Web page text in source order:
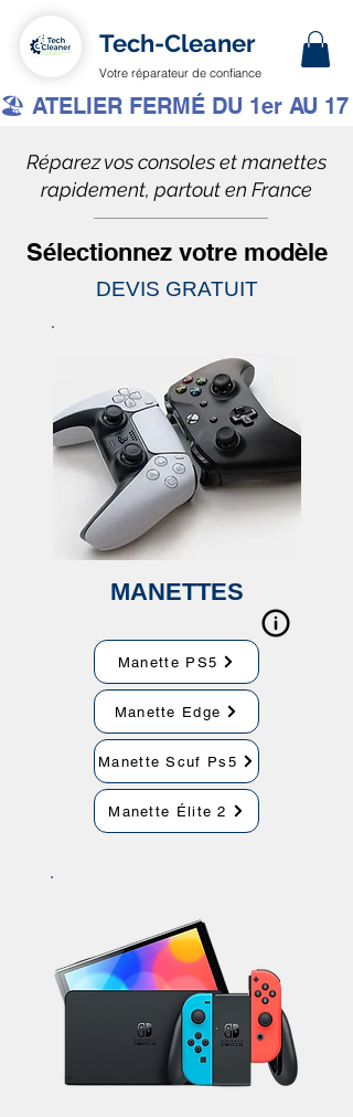
Tech-Cleaner
Votre réparateur de confiance
🏖️ ATELIER FERMÉ DU 1er AU
Réparez vos consoles et manettes
rapidement, partout en France
Sélectionnez votre modèle
DEVIS GRATUIT
MANETTES
Manette PS5
Manette Edge
Manette Scuf Ps5
Manette Élite 2